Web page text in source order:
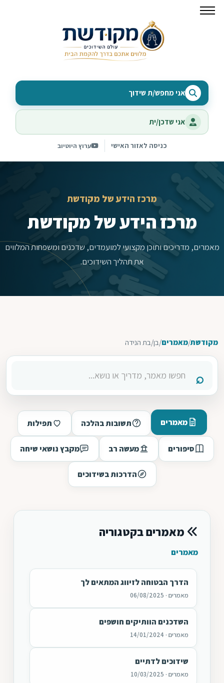
אני מחפש/ת שידוך
אני שדכן/ית
כניסה לאזור האישי ערוץ היוטיוב
מרכז הידע של מקודשת
מרכז הידע של מקודשת
מאמרים, מדריכים ותוכן מקצועי למועמדים, שדכנים ומשפחות המלווים
את תהליך השידוכים.
מקודשת/מאמרים/בן/בת הנידה
מאמרים תשובות בהלכה תפילות
סיפורים מעשה רב מקבץ נושאי שיחה
הדרכות בשידוכים
מאמרים בקטגוריה
מאמרים
הדרך הבטוחה לזיווג המתאים לך
מאמרים · 06/08/2025
השדכנים הוותיקים חושפים
מאמרים · 14/01/2024
שידוכים לדתיים
מאמרים · 10/03/2025